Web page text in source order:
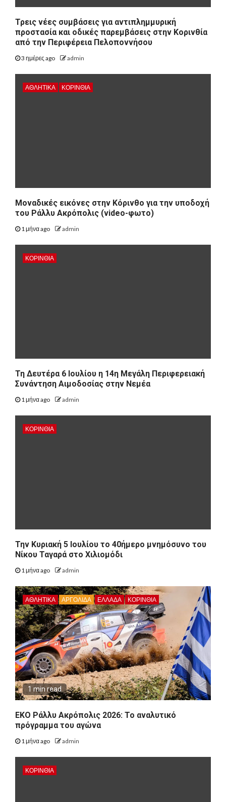
Τρεις νέες συμβάσεις για αντιπλημμυρική
προστασία και οδικές παρεμβάσεις στην Κορινθία
από την Περιφέρεια Πελοποννήσου
3 ημέρες ago admin
ΑΘΛΗΤΙΚΑ ΚΟΡΙΝΘΊΑ
Μοναδικές εικόνες στην Κόρινθο για την υποδοχή
του Ράλλυ Ακρόπολις (video-φωτο)
1 μήνα ago admin
ΚΟΡΙΝΘΊΑ
Τη Δευτέρα 6 Ιουλίου η 14η Μεγάλη Περιφερειακή
Συνάντηση Αιμοδοσίας στην Νεμέα
1 μήνα ago admin
ΚΟΡΙΝΘΊΑ
Την Κυριακή 5 Ιουλίου το 40ήμερο μνημόσυνο του
Νίκου Ταγαρά στο Χιλιομόδι
1 μήνα ago admin
ΑΘΛΗΤΙΚΑ ΑΡΓΟΛΙΔΑ ΕΛΛΑΔΑ ΚΟΡΙΝΘΊΑ
1 min read
ΕΚΟ Ράλλυ Ακρόπολις 2026: Το αναλυτικό
πρόγραμμα του αγώνα
1 μήνα ago admin
ΚΟΡΙΝΘΊΑ